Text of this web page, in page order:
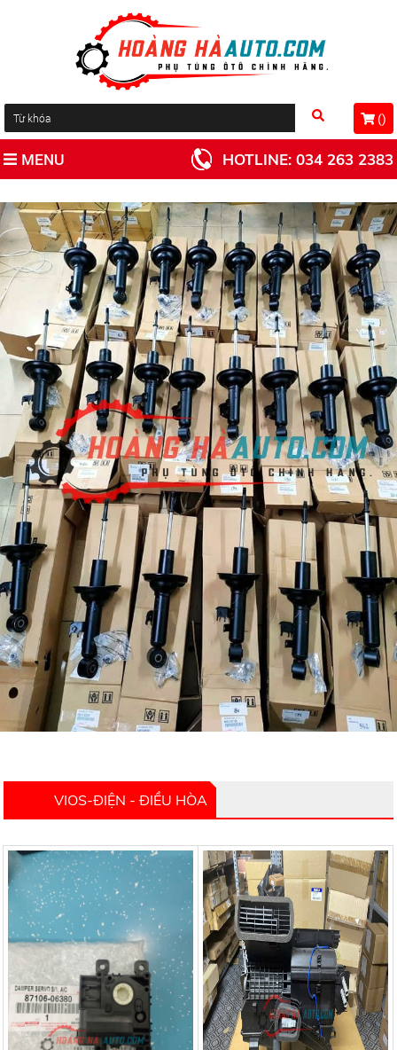
()
MENU HOTLINE: 034 263 2383
VIOS-ĐIỆN - ĐIỀU HÒA